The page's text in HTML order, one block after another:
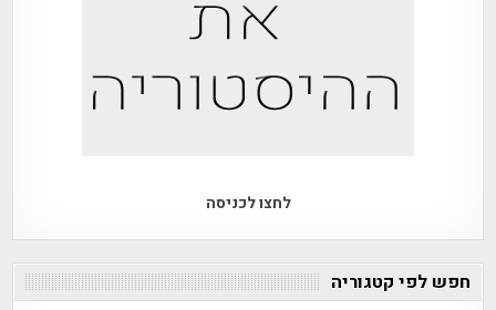
לחצו לכניסה
חפש לפי קטגוריה